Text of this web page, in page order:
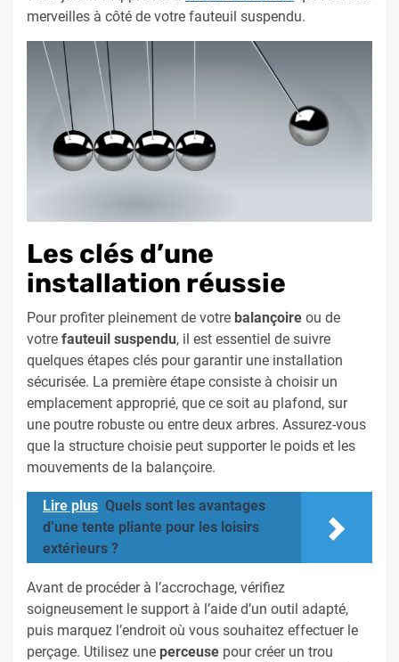
merveilles à côté de votre fauteuil suspendu.
Les clés d’une
installation réussie
Pour profiter pleinement de votre balançoire ou de
votre fauteuil suspendu, il est essentiel de suivre
quelques étapes clés pour garantir une installation
sécurisée. La première étape consiste à choisir un
emplacement approprié, que ce soit au plafond, sur
une poutre robuste ou entre deux arbres. Assurez-vous
que la structure choisie peut supporter le poids et les
mouvements de la balançoire.
Lire plus Quels sont les avantages
d’une tente pliante pour les loisirs
extérieurs ?
Avant de procéder à l’accrochage, vérifiez
soigneusement le support à l’aide d’un outil adapté,
puis marquez l’endroit où vous souhaitez effectuer le
perçage. Utilisez une perceuse pour créer un trou